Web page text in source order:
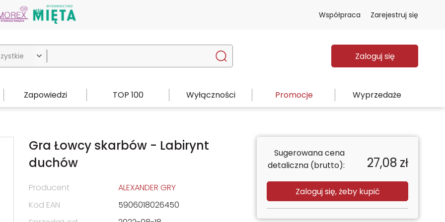
Współpraca Zarejestruj się
 Zaloguj się
Zapowiedzi TOP 100 Wyłączności Promocje Wyprzedaże
Gra Łowcy skarbów - Labirynt
duchów
Producent
ALEXANDER GRY
Kod EAN
5906018026450
Sugerowana cena
detaliczna (brutto):
27,08 zł
Zaloguj się, żeby kupić